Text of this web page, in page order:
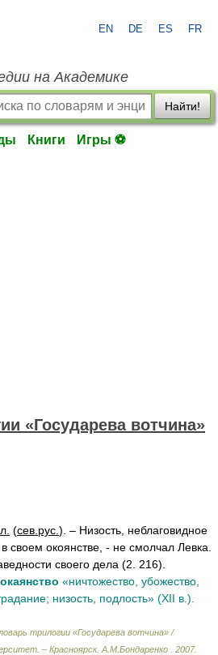
EN DE ES FR
на Академике
Найти!
Книги Игры ⚽
«Государева вотчина»
(сев.рус. ). – Низость, неблаговидное
своем окоянстве, - не смолчал Левка.
своего дела (2. 216).
окаянство «ничтожество, убожество,
низость, подлость» (XII в.).
трилогии «Государева вотчина» /
– Красноярск. А.М.Бондаренко 2007.